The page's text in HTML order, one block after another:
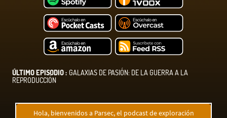
ÚLTIMO EPISODIO : GALAXIAS DE PASIÓN: DE LA GUERRA A LA
REPRODUCCIÓN
Hola, bienvenidos a Parsec, el podcast de exploración